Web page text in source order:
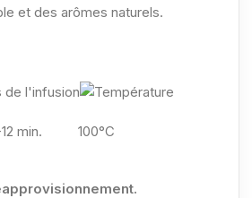
et des arômes naturels.
12 min. 100°C